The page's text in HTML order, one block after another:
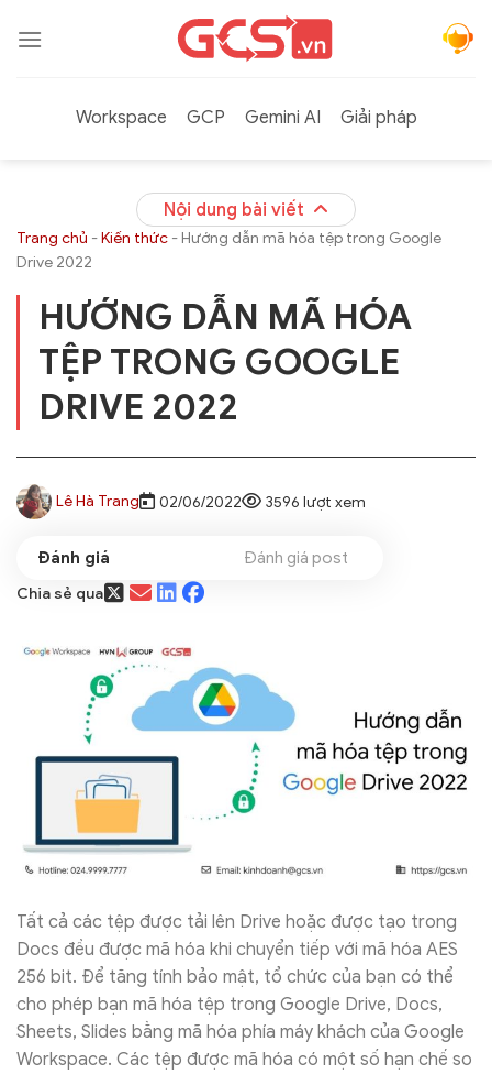
qua
Workspace
GCP Gemini AI Giải pháp
Nội dung bài viết
Trang chủ -Kiến thức -Hướng dẫn mã hóa tệp trong Google
Drive 2022
HƯỚNG DẪN MÃ HÓA
TỆP TRONG GOOGLE
DRIVE 2022
Lê Hà Trang 02/06/2022 3596 lượt xem
Đánh giá post
Chia sẻ qua
Tất cả các tệp được tải lên Drive hoặc được tạo trong
Docs đều được mã hóa khi chuyển tiếp với mã hóa AES
256 bit. Để tăng tính bảo mật, tổ chức của bạn có thể
cho phép bạn mã hóa tệp trong Google Drive, Docs,
Sheets, Slides bằng mã hóa phía máy khách của Google
Workspace. Các tệp được mã hóa có một số hạn chế so